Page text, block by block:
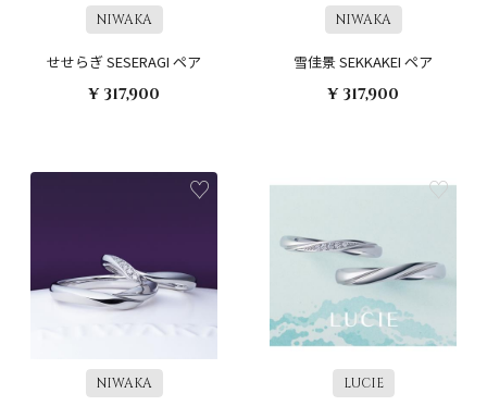
NIWAKA
せせらぎ SESERAGI ペア
¥ 317,900
NIWAKA
雪佳景 SEKKAKEI ペア
¥ 317,900
NIWAKA LUCIE